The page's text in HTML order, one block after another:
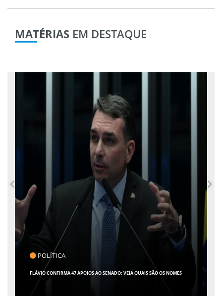
MATÉRIAS EM DESTAQUE
CLICK INDICA
GIRO POR SERGIPE, BRASIL E MUNDO - 07 DE AGOSTO DE 2026